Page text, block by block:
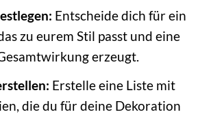
Entscheide dich für ein
zu eurem Stil passt und eine
erzeugt.
Erstelle eine Liste mit
die du für deine Dekoration